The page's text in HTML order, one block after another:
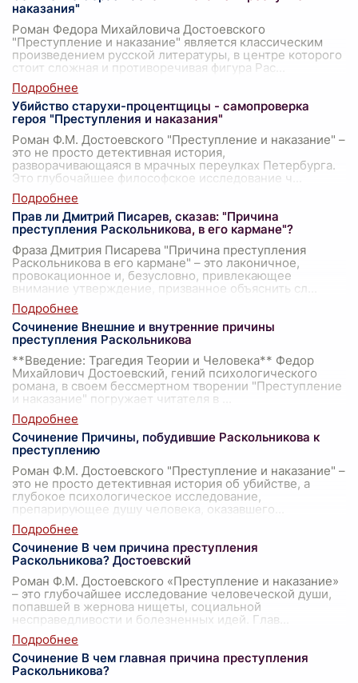
наказания"
Роман Федора Михайловича Достоевского
"Преступление и наказание" является классическим
произведением русской литературы, в центре которого
стоит сложная и противоречивая фигура Рас
Убийство старухи-процентщицы - самопроверка
героя "Преступления и наказания"
Роман Ф.М. Достоевского "Преступление и наказание" –
это не просто детективная история,
разворачивающаяся в мрачных переулках Петербурга.
Это глубочайшее философское исследование ч
Прав ли Дмитрий Писарев, сказав: "Причина
преступления Раскольникова, в его кармане"?
Фраза Дмитрия Писарева "Причина преступления
Раскольникова в его кармане" – это лаконичное,
провокационное и, безусловно, привлекающее
внимание утверждение, призванное объяснить сл
Сочинение Внешние и внутренние причины
преступления Раскольникова
**Введение: Трагедия Теории и Человека** Федор
Михайлович Достоевский, гений психологического
романа, в своем бессмертном творении "Преступление
и наказание" погружает читателя в
Сочинение Причины, побудившие Раскольникова к
преступлению
Роман Ф.М. Достоевского "Преступление и наказание" –
это не просто детективная история об убийстве, а
глубокое психологическое исследование,
препарирующее душу человека, оказавшего
Сочинение В чем причина преступления
Раскольникова? Достоевский
Роман Ф.М. Достоевского «Преступление и наказание»
– это глубочайшее исследование человеческой души,
попавшей в жернова нищеты, социальной
несправедливости и болезненных идей. Глав
Сочинение В чем главная причина преступления
Раскольникова?